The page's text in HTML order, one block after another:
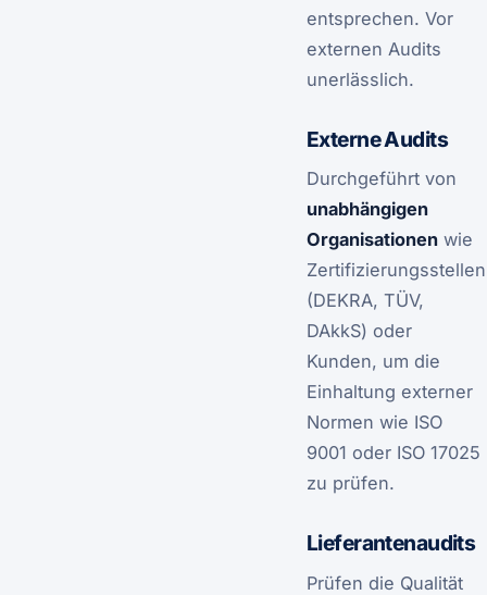
entsprechen. Vor
externen Audits
unerlässlich.
Externe Audits
Durchgeführt von
unabhängigen
Organisationen wie
Zertifizierungsstellen
(DEKRA, TÜV,
DAkkS) oder
Kunden, um die
Einhaltung externer
Normen wie ISO
9001 oder ISO 17025
zu prüfen.
Lieferantenaudits
Prüfen die Qualität